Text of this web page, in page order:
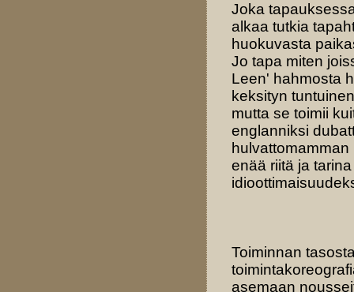
Joka
alkaa tutkia
huokuvasta
Jo tapa miten
Leen' hahmosta
keksityn
mutta se toimii
englanniksi
enää riitä ja
Toiminnan
asemaan